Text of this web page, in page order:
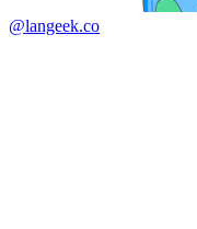
@langeek.co